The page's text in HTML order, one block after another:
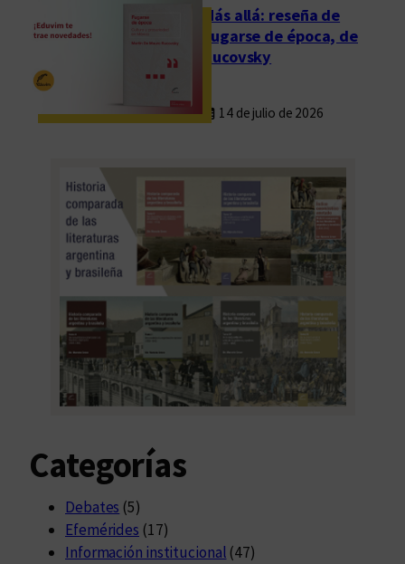
Más allá: reseña de
Fugarse de época, de
Rucovsky
14 de julio de 2026
Categorías
Debates (5)
Efemérides (17)
Información institucional (47)